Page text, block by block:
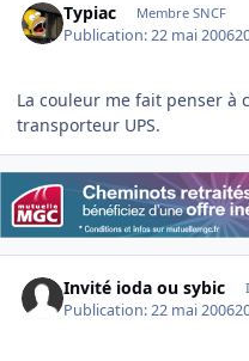
Typiac Membre SNCF
Publication:22 mai 2006
La couleur me fait penser à
transporteur UPS.
Invité ioda ou sybic
Publication:22 mai 2006